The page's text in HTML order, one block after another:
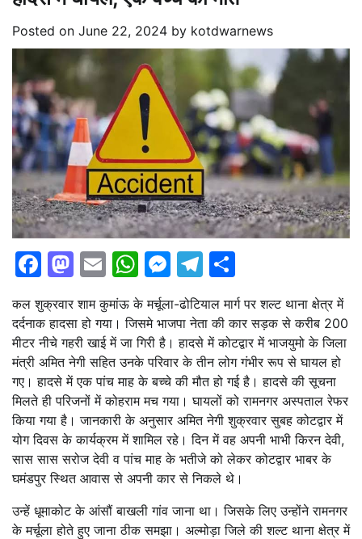
Posted on June 22, 2024 by kotdwarnews
Facebook
Mastodon
EmailWhatsApp
Messenger
Telegram
कल शुक्रवार शाम कुमांऊ के मर्चूला-ढोटियाल मार्ग पर शल्ट थाना क्षेत्र में
दर्दनाक हादसा हो गया। जिसमे भाजपा नेता की कार सड़क से करीब 200
मीटर नीचे गहरी खाई में जा गिरी है। हादसे में कोटद्वार में भाजयुमो के जिला
मंत्री अमित नेगी सहित उनके परिवार के तीन लोग गंभीर रूप से घायल हो
गए। हादसे में एक पांच माह के बच्चे की मौत हो गई है। हादसे की सूचना
मिलते ही परिजनों में कोहराम मच गया। घायलों को रामनगर अस्पताल रेफर
किया गया है। जानकारी के अनुसार अमित नेगी शुक्रवार सुबह कोटद्वार में
योग दिवस के कार्यक्रम में शामिल रहे। दिन में वह अपनी भाभी किरन देवी,
सास सास सरोज देवी व पांच माह के भतीजे को लेकर कोटद्वार भाबर के
घमंडपुर स्थित आवास से अपनी कार से निकले थे।
उन्हें धूमाकोट के आंसौं बाखली गांव जाना था। जिसके लिए उन्होंने रामनगर
के मर्चूला होते हुए जाना ठीक समझा। अल्मोड़ा जिले की शल्ट थाना क्षेत्र में